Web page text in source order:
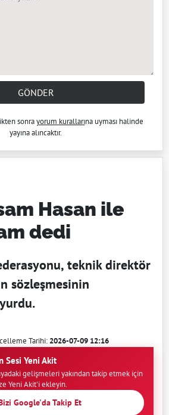
GÖNDER
sonrayorum kurallarına uyması halinde
yayına alıncaktır.
Hasan ile
dedi
teknik direktör
sözleşmesinin
Tarihi:2026-07-09 12:16
Sesi Yeni Akit
gelişmeleri yakından takip etmek için
Yeni Akit'i ekleyin.
Google'da Takip Et